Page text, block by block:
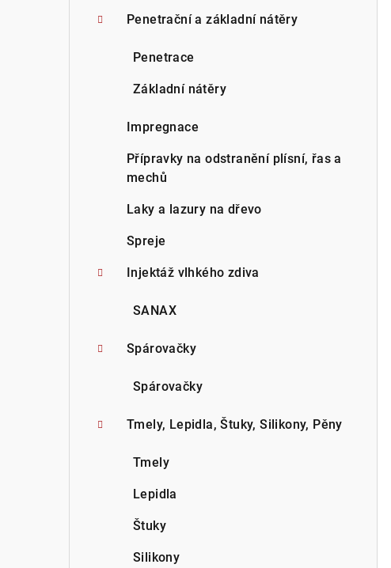
Penetrační a základní nátěry
Penetrace
Základní nátěry
Impregnace
Přípravky na odstranění plísní, řas a
mechů
Laky a lazury na dřevo
Spreje
Injektáž vlhkého zdiva
SANAX
Spárovačky
Spárovačky
Tmely, Lepidla, Štuky, Silikony, Pěny
Tmely
Lepidla
Štuky
Silikony